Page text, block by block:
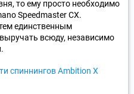
то ему просто необходимо
Speedmaster CX.
единственным
всюду, независимо
спиннингов Ambition X